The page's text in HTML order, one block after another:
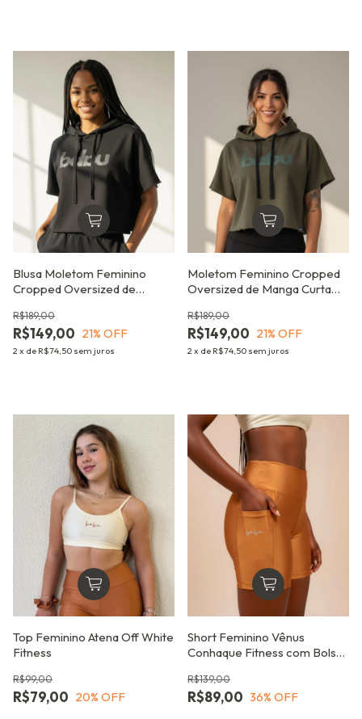
Blusa Moletom Feminino
Cropped Oversized de
Unbreak Preto
R$149,00
R$189,00
21% OFF
2 x de R$74,50 sem juros
Moletom Feminino Cropped
Oversized de Manga Curta
Petróleo
R$149,00
R$189,00
21% OFF
2 x de R$74,50 sem juros
Top Feminino Atena Off White
Fitness
R$79,00
R$99,00
20% OFF
Short Feminino Vênus
Conhaque Fitness com Bolsos
Transparência
R$89,00
R$139,00
36% OFF